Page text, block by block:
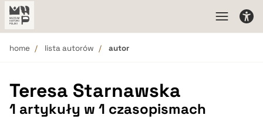
home lista autorów autor
Teresa Starnawska
1 artykuły w 1 czasopismach